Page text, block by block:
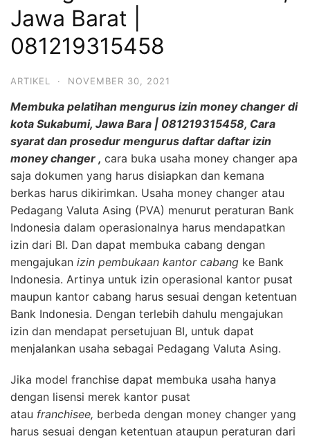
Jawa Barat |
081219315458
ARTIKEL · NOVEMBER 30, 2021
Membuka pelatihan mengurus izin money changer di
kota Sukabumi, Jawa Bara | 081219315458, Cara
syarat dan prosedur mengurus daftar daftar izin
money changer , cara buka usaha money changer apa
saja dokumen yang harus disiapkan dan kemana
berkas harus dikirimkan. Usaha money changer atau
Pedagang Valuta Asing (PVA) menurut peraturan Bank
Indonesia dalam operasionalnya harus mendapatkan
izin dari BI. Dan dapat membuka cabang dengan
mengajukan izin pembukaan kantor cabang ke Bank
Indonesia. Artinya untuk izin operasional kantor pusat
maupun kantor cabang harus sesuai dengan ketentuan
Bank Indonesia. Dengan terlebih dahulu mengajukan
izin dan mendapat persetujuan BI, untuk dapat
menjalankan usaha sebagai Pedagang Valuta Asing.
Jika model franchise dapat membuka usaha hanya
dengan lisensi merek kantor pusat
atau franchisee, berbeda dengan money changer yang
harus sesuai dengan ketentuan ataupun peraturan dari